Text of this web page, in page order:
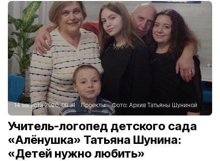
14 августа 2020, 08:31 Проекты Фото: Архив Татьяны Шуниной
Учитель-логопед детского сада
«Алёнушка» Татьяна Шунина:
«Детей нужно любить»